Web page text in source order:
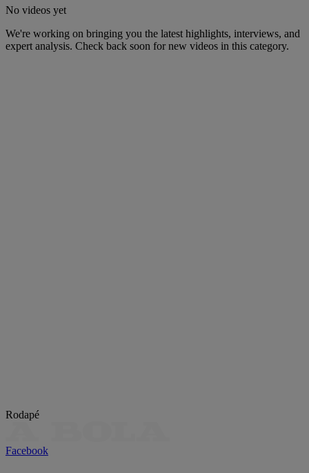
No videos yet
We're working on bringing you the latest highlights, interviews, and
expert analysis. Check back soon for new videos in this category.
Rodapé
Facebook